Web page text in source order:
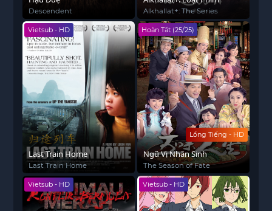
Descendent Alkhallat+: The Series
Vietsub - HD
Last Train Home
Last Train Home
Lồng Tiếng - HD
Hoàn Tất (25/25)
Ngũ Vị Nhân Sinh
The Season of Fate
Vietsub - HD Vietsub - HD